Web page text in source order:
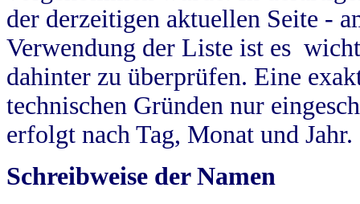
der derzeitigen aktuellen Seite -
Verwendung der Liste ist es
dahinter zu überprüfen. Eine
technischen Gründen nur
erfolgt nach Tag, Monat und Jahr.
Schreibweise der Namen